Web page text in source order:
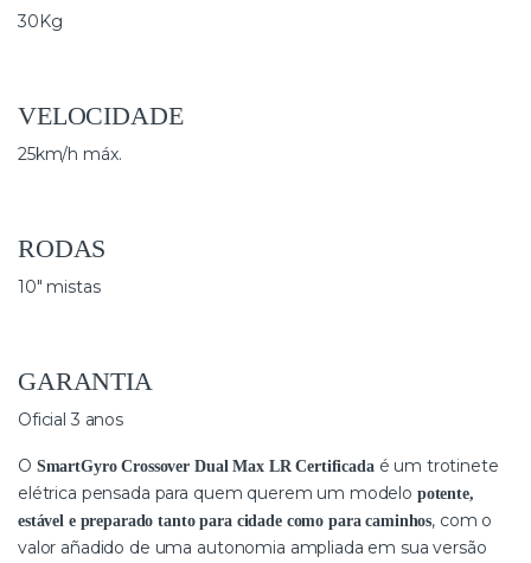
30Kg
VELOCIDADE
25km/h máx.
RODAS
10″ mistas
GARANTIA
Oficial 3 anos
O SmartGyro Crossover Dual Max LR Certificadaé um trotinete
elétrica pensada para quem querem um modelo potente,
estável e preparado tanto para cidade como para caminhos, com o
valor añadido de uma autonomia ampliada em sua versão